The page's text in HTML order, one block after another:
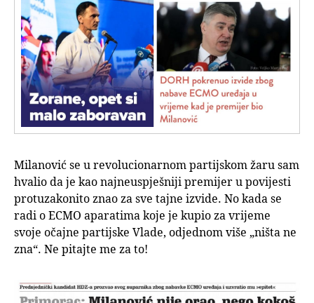
Milanović se u revolucionarnom partijskom žaru sam
hvalio da je kao najneuspješniji premijer u povijesti
protuzakonito znao za sve tajne izvide. No kada se
radi o ECMO aparatima koje je kupio za vrijeme
svoje očajne partijske Vlade, odjednom više „ništa ne
zna“. Ne pitajte me za to!